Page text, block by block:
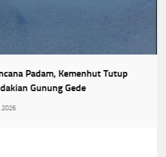
Padam, Kemenhut Tutup
Gunung Gede
2026